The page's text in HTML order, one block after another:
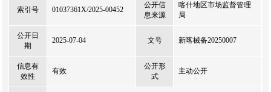
索引号 01037361X/2025-00452
公开信
息来源
喀什地区市场监督管理
局
公开日
期
2025-07-04 文号 新喀械备20250007
信息有
效性
有效
公开形
式
主动公开